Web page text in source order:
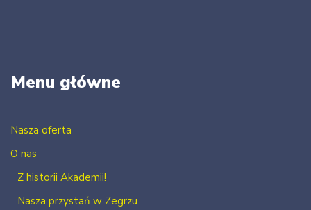
Menu główne
Nasza oferta
O nas
Z historii Akademii!
Nasza przystań w Zegrzu